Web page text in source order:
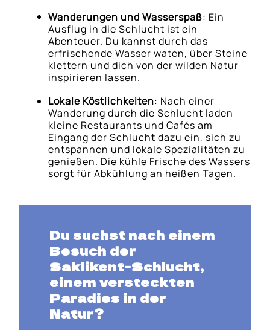
Wanderungen und Wasserspaß: Ein
Ausflug in die Schlucht ist ein
Abenteuer. Du kannst durch das
erfrischende Wasser waten, über Steine
klettern und dich von der wilden Natur
inspirieren lassen.
Lokale Köstlichkeiten: Nach einer
Wanderung durch die Schlucht laden
kleine Restaurants und Cafés am
Eingang der Schlucht dazu ein, sich zu
entspannen und lokale Spezialitäten zu
genießen. Die kühle Frische des Wassers
sorgt für Abkühlung an heißen Tagen.
Du suchst nach einem
Besuch der
Saklikent-Schlucht,
einem versteckten
Paradies in der
Natur?